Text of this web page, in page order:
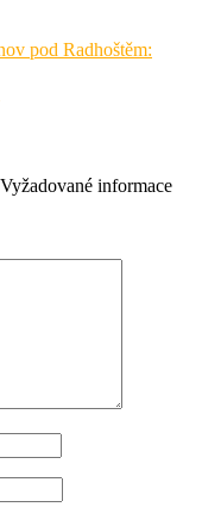
pod Radhoštěm:
Vyžadované informace